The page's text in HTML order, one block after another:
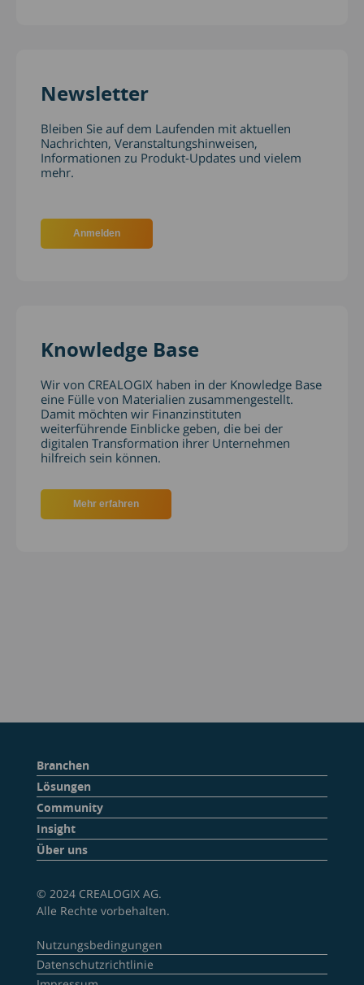
Newsletter
Bleiben Sie auf dem Laufenden mit aktuellen
Nachrichten, Veranstaltungshinweisen,
Informationen zu Produkt-Updates und vielem
mehr.
Anmelden
Knowledge Base
Wir von CREALOGIX haben in der Knowledge Base
eine Fülle von Materialien zusammengestellt.
Damit möchten wir Finanzinstituten
weiterführende Einblicke geben, die bei der
digitalen Transformation ihrer Unternehmen
hilfreich sein können.
Mehr erfahren
Branchen
Lösungen
Community
Insight
Über uns
© 2024 CREALOGIX AG.
Alle Rechte vorbehalten.
Nutzungsbedingungen
Datenschutzrichtlinie